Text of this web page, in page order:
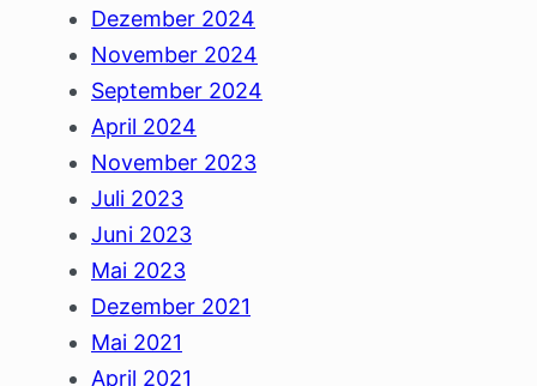
Dezember 2024
November 2024
September 2024
April 2024
November 2023
Juli 2023
Juni 2023
Mai 2023
Dezember 2021
Mai 2021
April 2021